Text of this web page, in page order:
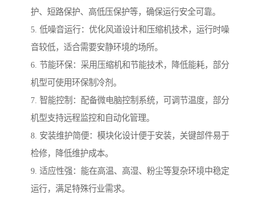
护、短路保护、高低压保护等，确保运行安全可靠。
5. 低噪音运行：优化风道设计和压缩机技术，运行时噪
音较低，适合需要安静环境的场所。
6. 节能环保：采用压缩机和节能技术，降低能耗，部分
机型可使用环保制冷剂。
7. 智能控制：配备微电脑控制系统，可调节温度，部分
机型支持远程监控和自动化管理。
8. 安装维护简便：模块化设计便于安装，关键部件易于
检修，降低维护成本。
9. 适应性强：能在高温、高湿、粉尘等复杂环境中稳定
运行，满足特殊行业需求。